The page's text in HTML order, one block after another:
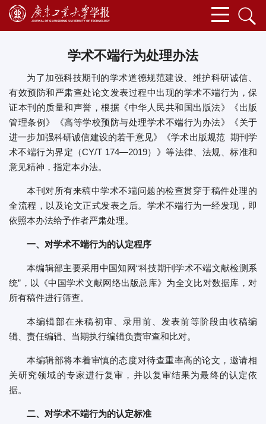
学术不端行为处理办法
为了加强科技期刊的学术道德规范建设、维护科研诚信、
有效预防和严肃查处论文发表过程中出现的学术不端行为，保
证本刊的质量和声誉，根据《中华人民共和国出版法》《出版
管理条例》《高等学校预防与处理学术不端行为办法》《关于
进一步加强科研诚信建设的若干意见》《学术出版规范 期刊学
术不端行为界定（CY/T 174—2019）》等法律、法规、标准和
意见精神，指定本办法。
本刊对所有来稿中学术不端问题的检查贯穿于稿件处理的
全流程，以及论文正式发表之后。学术不端行为一经发现，即
依照本办法给予作者严肃处理。
一、对学术不端行为的认定程序
本编辑部主要采用中国知网“科技期刊学术不端文献检测系
统”，以《中国学术文献网络出版总库》为全文比对数据库，对
所有稿件进行筛查。
本编辑部在来稿初审、录用前、发表前等阶段由收稿编
辑、责任编辑、当期执行编辑负责审查和比对。
本编辑部将本着审慎的态度对待查重率高的论文，邀请相
关研究领域的专家进行复审，并以复审结果为最终的认定依
据。
二、对学术不端行为的认定标准